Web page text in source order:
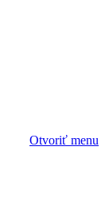
Otvoriť menu